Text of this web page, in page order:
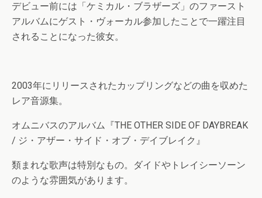
デビュー前には「ケミカル・ブラザーズ」のファースト
アルバムにゲスト・ヴォーカル参加したことで一躍注目
されることになった彼女。
2003年にリリースされたカップリングなどの曲を収めた
レア音源集。
オムニバスのアルバム『THE OTHER SIDE OF DAYBREAK
/ ジ・アザー・サイド・オブ・デイブレイク』
類まれな歌声は特別なもの。ダイドやトレイシーソーン
のような雰囲気があります。